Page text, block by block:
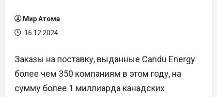
Мир Атома
16.12.2024
Заказы на поставку, выданные Candu Energy
более чем 350 компаниям в этом году, на
сумму более 1 миллиарда канадских